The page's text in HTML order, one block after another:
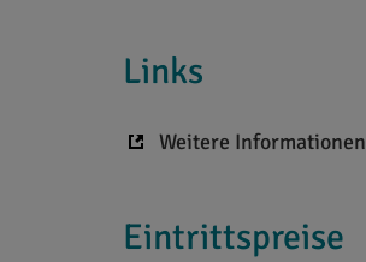
Links
Weitere Informationen
Eintrittspreise